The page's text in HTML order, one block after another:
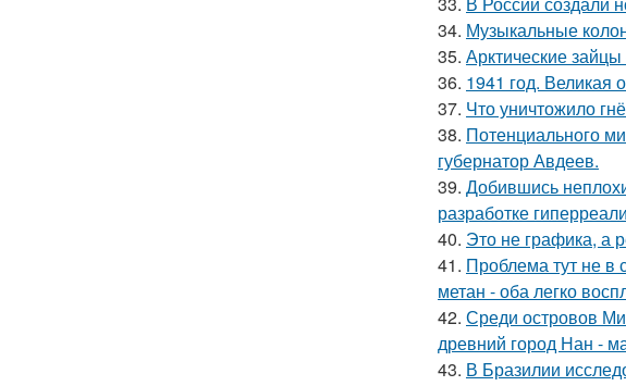
34. Музыкальные
35. Арктические
36. 1941 год. Великая
37. Что уничтожило
38. Потенциального
губернатор Авдеев.
39. Добившись
разработке
40. Это не графика, а
41. Проблема тут не в
метан - оба легко
42. Среди островов
древний город Нан -
43. В Бразилии